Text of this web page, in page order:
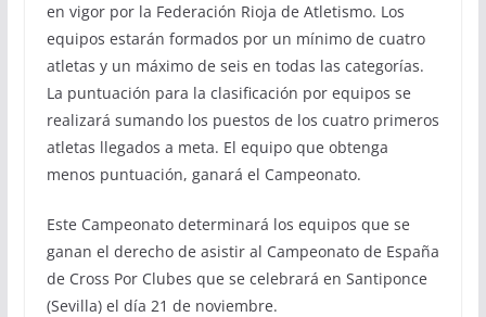
en vigor por la Federación Rioja de Atletismo. Los
equipos estarán formados por un mínimo de cuatro
atletas y un máximo de seis en todas las categorías.
La puntuación para la clasificación por equipos se
realizará sumando los puestos de los cuatro primeros
atletas llegados a meta. El equipo que obtenga
menos puntuación, ganará el Campeonato.
Este Campeonato determinará los equipos que se
ganan el derecho de asistir al Campeonato de España
de Cross Por Clubes que se celebrará en Santiponce
(Sevilla) el día 21 de noviembre.